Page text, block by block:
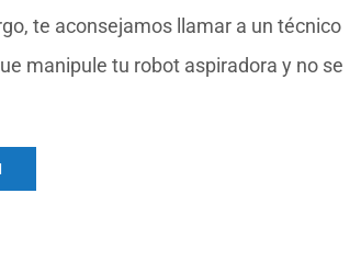
te aconsejamos llamar a un técnico
manipule tu robot aspiradora y no se